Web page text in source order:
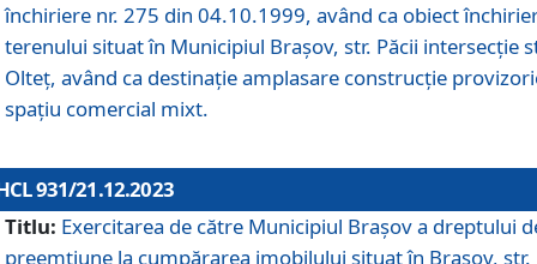
închiriere nr. 275 din 04.10.1999, având ca obiect
terenului situat în Municipiul Brașov, str. Păcii intersecție
Olteț, având ca destinație amplasare construcție
spațiu comercial mixt.
931/21.12.2023
Titlu: Exercitarea de către Municipiul Brașov a dreptului
preemțiune la cumpărarea imobilului situat în Brașov, str.